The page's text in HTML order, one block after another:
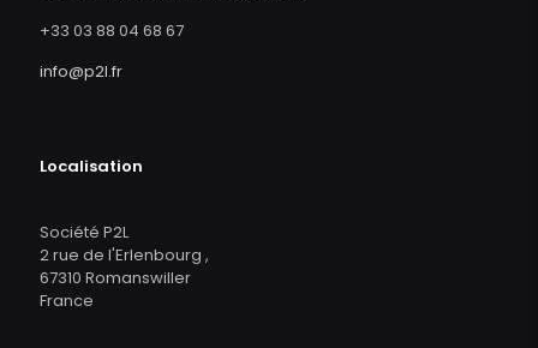
+33 03 88 04 68 67
info@p2l.fr
Localisation
Société P2L
2 rue de l'Erlenbourg ,
67310 Romanswiller
France